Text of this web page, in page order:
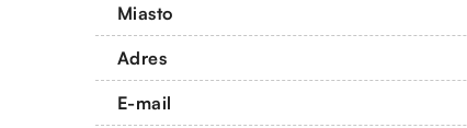
Miasto
Adres
E-mail